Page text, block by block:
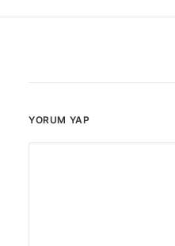
YORUM YAP